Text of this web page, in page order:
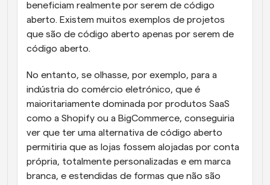
beneficiam realmente por serem de código
aberto. Existem muitos exemplos de projetos
que são de código aberto apenas por serem de
código aberto.
No entanto, se olhasse, por exemplo, para a
indústria do comércio eletrónico, que é
maioritariamente dominada por produtos SaaS
como a Shopify ou a BigCommerce, conseguiria
ver que ter uma alternativa de código aberto
permitiria que as lojas fossem alojadas por conta
própria, totalmente personalizadas e em marca
branca, e estendidas de formas que não são